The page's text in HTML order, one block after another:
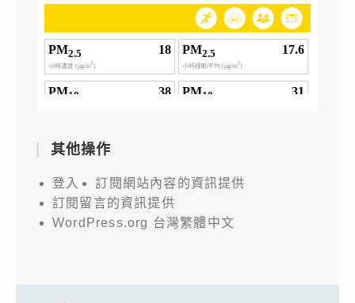
其他操作
登入
訂閱網站內容的資訊提供
訂閱留言的資訊提供
WordPress.org 台灣繁體中文